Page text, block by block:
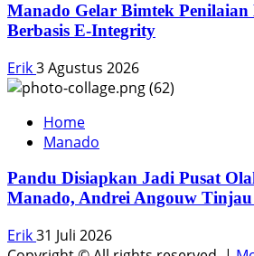
Manado Gelar Bimtek
Berbasis E-Integrity
Erik3 Agustus 2026
Home
Manado
Pandu Disiapkan Jadi Pusat
Manado, Andrei Angouw
Erik31 Juli 2026